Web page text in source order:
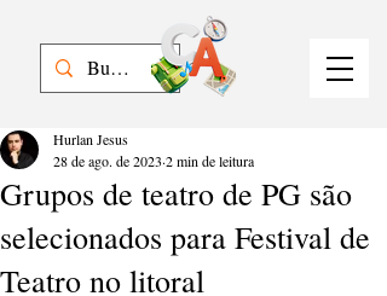
Grupos de teatro de PG são
selecionados para Festival de
Teatro no litoral
Hurlan Jesus
28 de ago. de 2023 2 min de leitura